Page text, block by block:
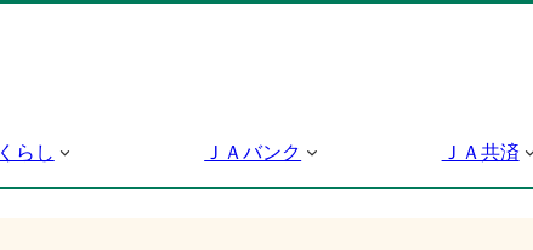
くらし ＪＡバンク ＪＡ共済